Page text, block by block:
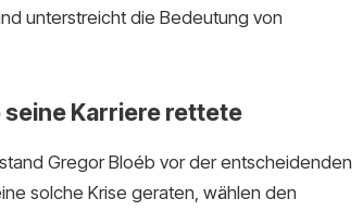
unterstreicht die Bedeutung von
seine Karriere rettete
Gregor Bloéb vor der entscheidenden
solche Krise geraten, wählen den